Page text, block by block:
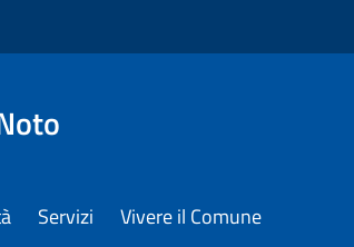
Servizi Vivere il Comune